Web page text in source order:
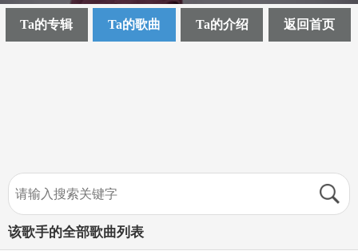
Ta的专辑 Ta的歌曲 Ta的介绍 返回首页
该歌手的全部歌曲列表